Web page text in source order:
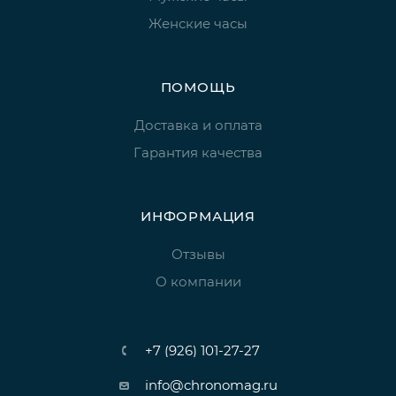
Женские часы
ПОМОЩЬ
Доставка и оплата
Гарантия качества
ИНФОРМАЦИЯ
Отзывы
О компании
+7 (926) 101-27-27
info@chronomag.ru